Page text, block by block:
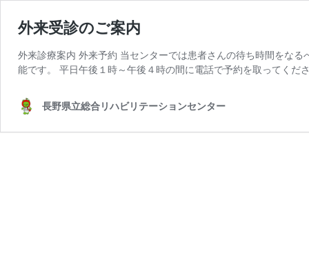
外来受診のご案内
外来診療案内 外来予約 当センターでは患者さんの待ち時間をな
能です。 平日午後１時～午後４時の間に電話で予約を取ってく
長野県立総合リハビリテーションセンター